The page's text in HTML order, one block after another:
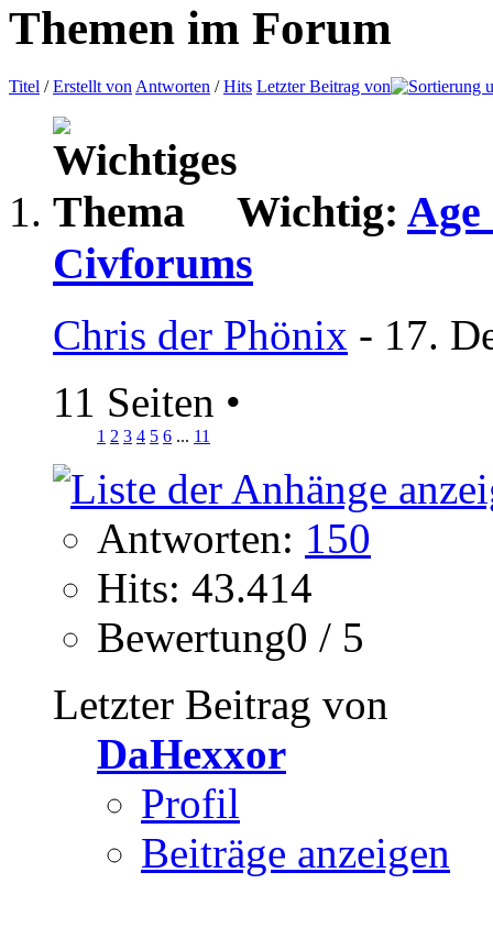
Themen im Forum
Titel /Erstellt von Antworten /Hits Letzter Beitrag von
Wichtig:
Civforums
Chris der Phönix - 17.
11 Seiten •
1 2 3 4 5 6 ... 11
Antworten: 150
Hits: 43.414
Bewertung0 / 5
Letzter Beitrag von
DaHexxor
Profil
Beiträge anzeigen